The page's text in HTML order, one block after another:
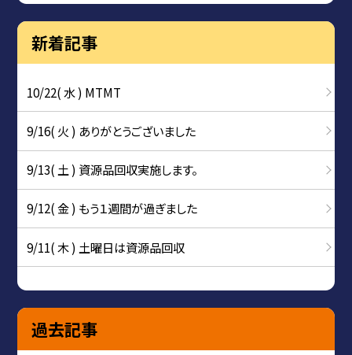
新着記事
10/22( 水 ) MTMT
9/16( 火 ) ありがとうございました
9/13( 土 ) 資源品回収実施します。
9/12( 金 ) もう１週間が過ぎました
9/11( 木 ) 土曜日は資源品回収
過去記事